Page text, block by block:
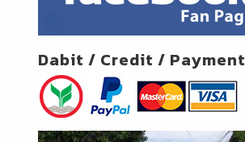
Dabit / Credit / Payment